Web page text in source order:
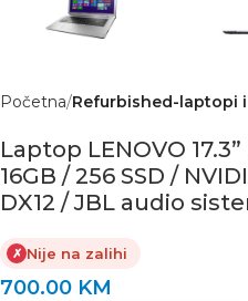
Početna Refurbished-laptopi
Laptop LENOVO
16GB / 256 SSD /
DX12 / JBL audio
✗ Nije na zalihi
700.00 KM